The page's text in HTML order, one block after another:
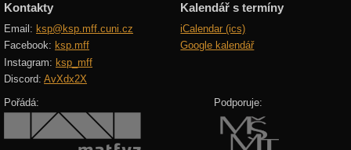
Kontakty
Email: ksp@ksp.mff.cuni.cz
Facebook: ksp.mff
Instagram: ksp_mff
Discord: AvXdx2X
Kalendář s termíny
iCalendar (ics)
Google kalendář
Pořádá: Podporuje: